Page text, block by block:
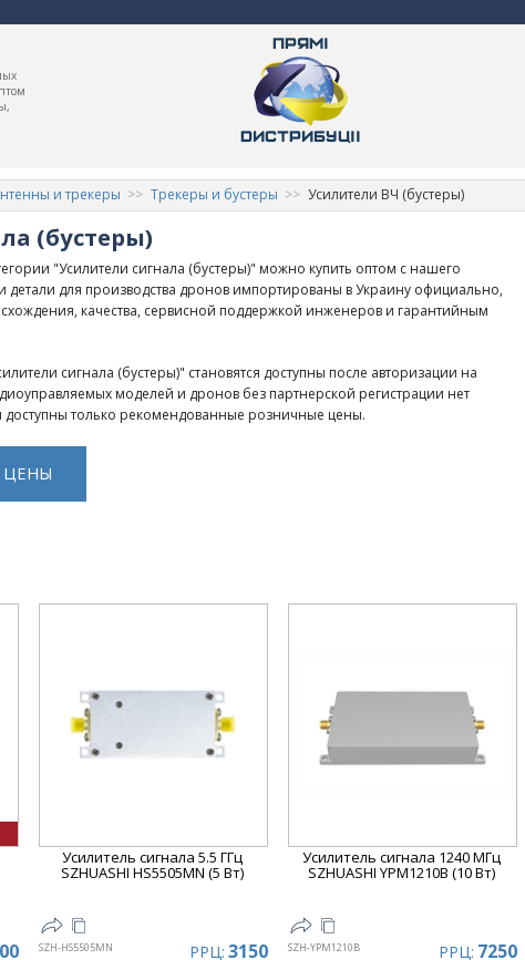
и трекеры Трекеры и бустеры Усилители ВЧ (бустеры)
(бустеры)
"Усилители сигнала (бустеры)" можно купить оптом с нашего
детали для производства дронов импортированы в Украину официально,
качества, сервисной поддержкой инженеров и гарантийным
сигнала (бустеры)" становятся доступны после авторизации на
моделей и дронов без партнерской регистрации нет
только рекомендованные розничные цены.
ЦЕНЫ
Усилитель сигнала 5.5 ГГц
SZHUASHI HS5505MN (5 Вт)
SZH-HS5505MN РРЦ: 3150
Усилитель сигнала 1240 МГц
SZHUASHI YPM1210B (10 Вт)
SZH-YPM1210B РРЦ: 7250